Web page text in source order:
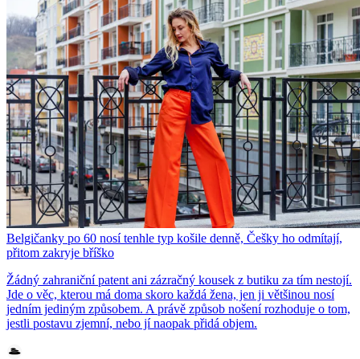
Belgičanky po 60 nosí tenhle typ košile denně, Češky ho odmítají,
přitom zakryje bříško
Žádný zahraniční patent ani zázračný kousek z butiku za tím nestojí.
Jde o věc, kterou má doma skoro každá žena, jen ji většinou nosí
jedním jediným způsobem. A právě způsob nošení rozhoduje o tom,
jestli postavu zjemní, nebo jí naopak přidá objem.